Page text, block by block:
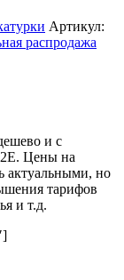
Артикул:
распродажа
и с
2Е. Цены на
актуальными, но
тарифов
и т.д.